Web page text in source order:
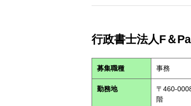
行政書士法人F＆
募集職種 事務
勤務地
〒460-
階